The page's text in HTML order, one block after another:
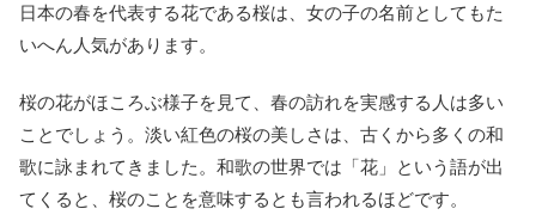
日本の春を代表する花である桜は、女の子の名前としてもた
いへん人気があります。
桜の花がほころぶ様子を見て、春の訪れを実感する人は多い
ことでしょう。淡い紅色の桜の美しさは、古くから多くの和
歌に詠まれてきました。和歌の世界では「花」という語が出
てくると、桜のことを意味するとも言われるほどです。